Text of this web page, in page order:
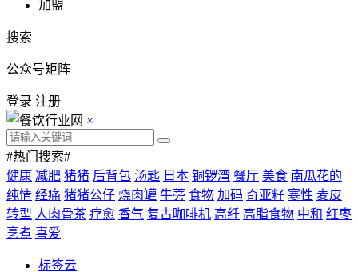
加盟
搜索
公众号矩阵
登录|注册
×
#热门搜索#
健康 减肥 猪猪 后背包 汤匙 日本 铜锣湾 餐厅 美食 南瓜花的
纯情 经痛 猪猪公仔 烧肉罐 牛蒡 食物 加码 奇亚籽 寒性 麦皮
转型 人肉骨茶 疗愈 香气 复古咖啡机 高纤 高脂食物 中和 红枣
烹煮 喜爱
标签云